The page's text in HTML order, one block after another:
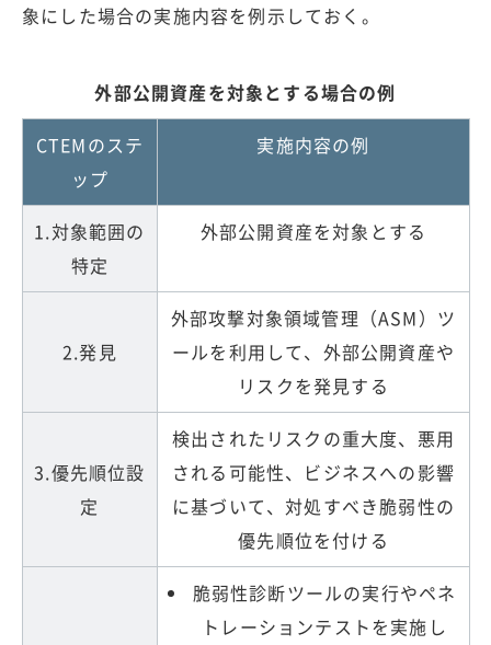
象にした場合の実施内容を例示しておく。
外部公開資産を対象とする場合の例
CTEMのステ
ップ
実施内容の例
1.対象範囲の
特定
外部公開資産を対象とする
2.発見
外部攻撃対象領域管理（ASM）ツ
ールを利用して、外部公開資産や
リスクを発見する
3.優先順位設
定
検出されたリスクの重大度、悪用
される可能性、ビジネスへの影響
に基づいて、対処すべき脆弱性の
優先順位を付ける
脆弱性診断ツールの実行やペネ
トレーションテストを実施し